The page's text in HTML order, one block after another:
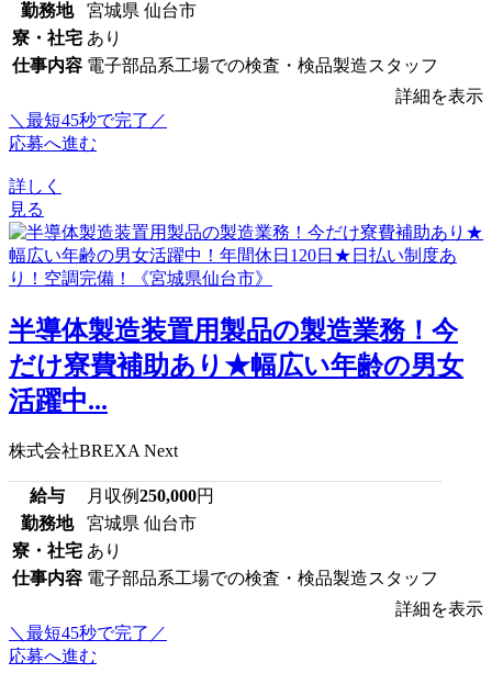
勤務地
宮城県 仙台市
寮・社宅 あり
仕事内容 電子部品系工場での検査・検品製造スタッフ
詳細を表示
＼最短45秒で完了／
応募へ進む
詳しく
見る
半導体製造装置用製品の製造業務！今
だけ寮費補助あり★幅広い年齢の男女
活躍中...
株式会社BREXA Next
給与 月収例250,000円
勤務地
宮城県 仙台市
寮・社宅 あり
仕事内容 電子部品系工場での検査・検品製造スタッフ
詳細を表示
＼最短45秒で完了／
応募へ進む